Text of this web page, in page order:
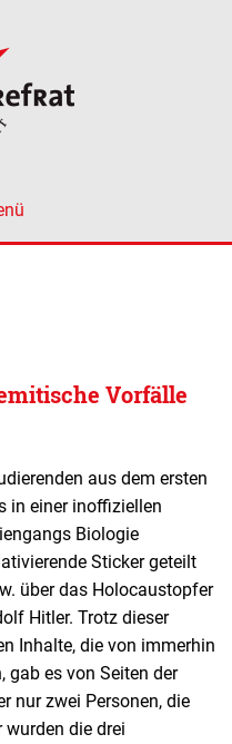
Vorfälle
aus dem ersten
in einer inoffiziellen
Biologie
Sticker geteilt
über das Holocaustopfer
Hitler. Trotz dieser
Inhalte, die von immerhin
gab es von Seiten der
nur zwei Personen, die
die drei